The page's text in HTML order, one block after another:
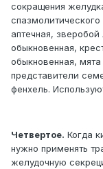
сокращения
аптечная,
обыкновенная,
обыкновенная,
представители
фенхель.
Четвертое. Когда
нужно применять
желудочную